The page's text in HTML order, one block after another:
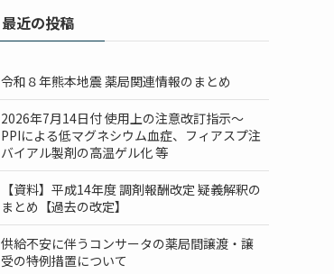
最近の投稿
令和８年熊本地震 薬局関連情報のまとめ
2026年7月14日付 使用上の注意改訂指示〜
PPIによる低マグネシウム血症、フィアスプ注
バイアル製剤の高温ゲル化 等
【資料】平成14年度 調剤報酬改定 疑義解釈の
まとめ【過去の改定】
供給不安に伴うコンサータの薬局間譲渡・譲
受の特例措置について